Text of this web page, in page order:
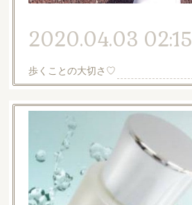
2020.04.03 02:15
歩くことの大切さ♡